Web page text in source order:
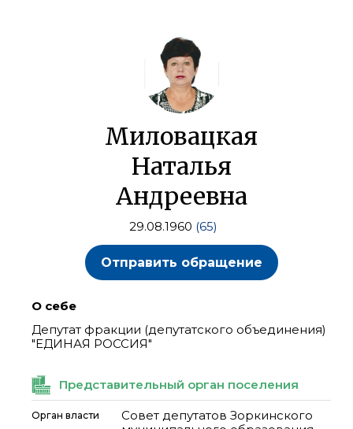
Миловацкая
Наталья
Андреевна
29.08.1960 (65)
Отправить обращение
О себе
Депутат фракции (депутатского объединения)
"ЕДИНАЯ РОССИЯ"
Представительный орган поселения
Орган власти
Совет депутатов Зоркинского